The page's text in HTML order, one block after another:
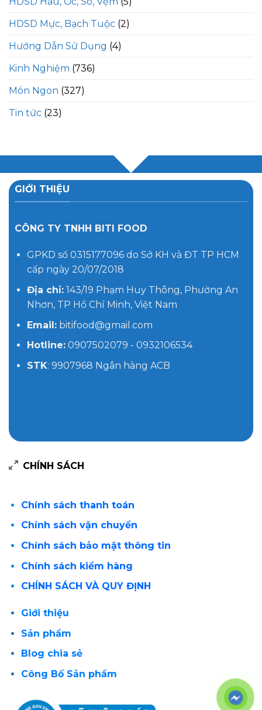
HDSD Mực, Bạch Tuộc (2)
Hướng Dẫn Sử Dụng (4)
Kinh Nghiệm (736)
Món Ngon (327)
Tin tức (23)
GIỚI THIỆU
CÔNG TY TNHH BITI FOOD
GPKD số 0315177096 do Sở KH và ĐT TP HCM
cấp ngày 20/07/2018
Địa chỉ:143/19 Phạm Huy Thông, Phường An
Nhơn, TP Hồ Chí Minh, Việt Nam
Email:bitifood@gmail.com
Hotline:0907502079 - 0932106534
STK: 9907968 Ngân hàng ACB
CHÍNH SÁCH
Chính sách thanh toán
Chính sách vận chuyển
Chính sách bảo mật thông tin
Chính sách kiểm hàng
CHÍNH SÁCH VÀ QUY ĐỊNH
Giới thiệu
Sản phẩm
Blog chia sẻ
Công Bố Sản phẩm